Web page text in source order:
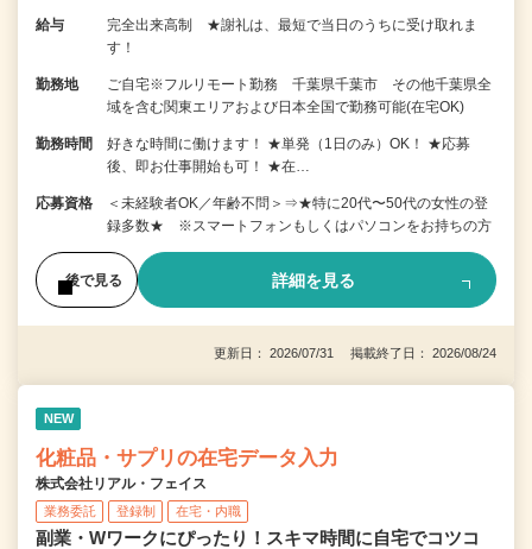
給与
完全出来高制 ★謝礼は、最短で当日のうちに受け取れま
す！
勤務地
ご自宅※フルリモート勤務 千葉県千葉市 その他千葉県全
域を含む関東エリアおよび日本全国で勤務可能(在宅OK)
勤務時間
好きな時間に働けます！ ★単発（1日のみ）OK！ ★応募
後、即お仕事開始も可！ ★在…
応募資格
＜未経験者OK／年齢不問＞⇒★特に20代〜50代の女性の登
録多数★ ※スマートフォンもしくはパソコンをお持ちの方
後で見る 詳細を見る
更新日： 2026/07/31 掲載終了日： 2026/08/24
NEW
化粧品・サプリの在宅データ入力
株式会社リアル・フェイス
業務委託 登録制 在宅・内職
副業・Wワークにぴったり！スキマ時間に自宅でコツコ